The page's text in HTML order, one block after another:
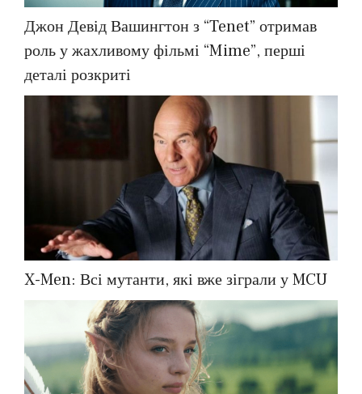
Джон Девід Вашингтон з “Tenet” отримав
роль у жахливому фільмі “Mime”, перші
деталі розкриті
X-Men: Всі мутанти, які вже зіграли у MCU